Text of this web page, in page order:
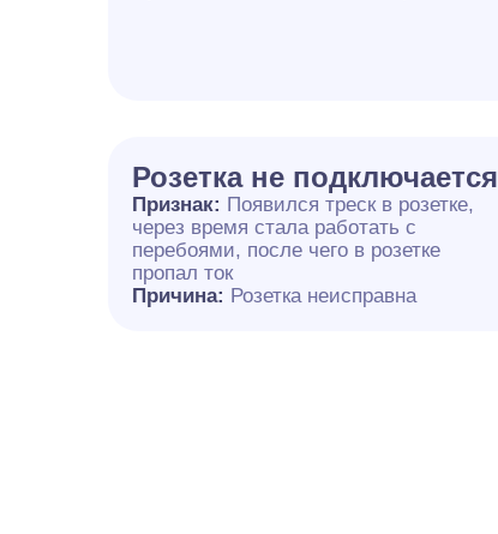
Розетка не подключается
Признак: Появился треск в розетке,
через время стала работать с
перебоями, после чего в розетке
пропал ток
Причина: Розетка неисправна